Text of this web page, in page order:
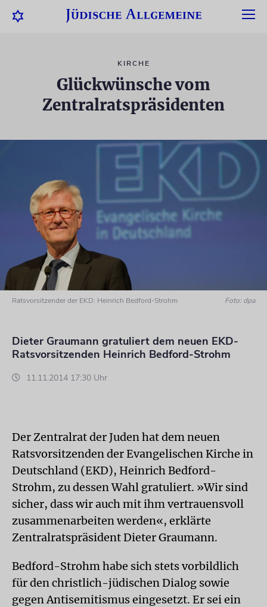
KIRCHE
Glückwünsche vom
Zentralratspräsidenten
Ratsvorsitzender der EKD: Heinrich Bedford-Strohm Foto: dpa
Dieter Graumann gratuliert dem neuen EKD-
Ratsvorsitzenden Heinrich Bedford-Strohm
11.11.2014 17:30 Uhr
Der Zentralrat der Juden hat dem neuen
Ratsvorsitzenden der Evangelischen Kirche in
Deutschland (EKD), Heinrich Bedford-
Strohm, zu dessen Wahl gratuliert. »Wir sind
sicher, dass wir auch mit ihm vertrauensvoll
zusammenarbeiten werden«, erklärte
Zentralratspräsident Dieter Graumann.
Bedford-Strohm habe sich stets vorbildlich
für den christlich-jüdischen Dialog sowie
gegen Antisemitismus eingesetzt. Er sei ein